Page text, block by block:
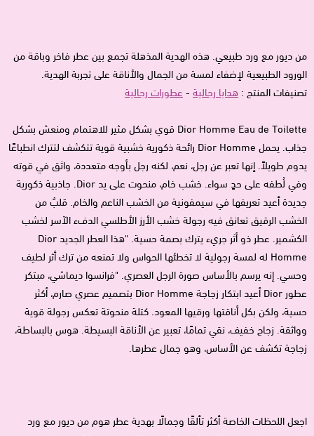
من ديور مع ورد طبيعي. هذه الهدية المذهلة تجمع بين عطر فاخر وباقة من
الورود الطبيعية لإضفاء لمسة من الجمال والأناقة على تجربة الهدية.
تصنيفات المنتج : هدايا رجالية - عطورات رجالية
Dior Homme Eau de Toilette قوي بشكل مثير للاهتمام ومنعش بشكل
جذاب. يحمل Dior Homme رائحة ذكورية خشبية قوية تتكشف لتترك انطباعًا
يدوم طويلاً. إنها تعبر عن رجل، نعم، لكنه رجل بأوجه متعددة، واثق في قوته
وفي لُطفه على حدٍ سواء. خشب خام، منحوت على يد Dior. جاذبية ذكورية
جديدة أعيد تعريفها في سيمفونية من الخشب الناعم والخام. قلبٌ من
الخشب الرقيق تعانق فيه رجولة خشب الأرز الأطلسي الدفء الآسر لخشب
الكشمير. عطر ذو أثر جريء يترك بصمة حسية. "هذا العطر الجديد Dior
Homme له لمسة رجولية لا تخطئها الحواس ولا تمنعه من ترك أثر لطيف
وحسي. إنه يرسم بالأساس صورة الرجل العصري. "فرانسوا ديماشي، مبتكر
عطور Dior أعيد ابتكار زجاجة Dior Homme بتصميم عصري صارم، أكثر
حسية، ولكن بكل أناقتها ورقيها المعود. كتلة منحوتة تعكس رجولة قوية
وواثقة. زجاج خفيف، نقي تمامًا، تعبير عن الأناقة البسيطة. هوس بالبساطة،
زجاجة تكشف عن الأساس، وهو جمال عطرها.
اجعل اللحظات الخاصة أكثر تألقًا وجمالًا بهدية عطر هوم من ديور مع ورد